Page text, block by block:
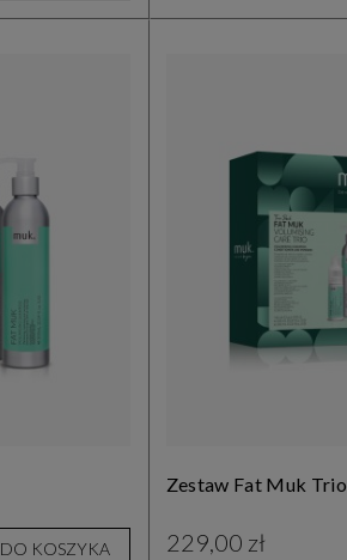
DO KOSZYKA
Zestaw Fat Muk Trio
229,00 zł